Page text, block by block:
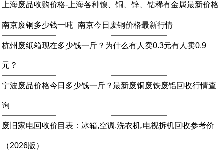
上海废品收购价格-上海各种镍、铜、锌、钴稀有金属最新价格
南京废铜多少钱一吨_南京今日废铜价格最新行情
杭州废纸箱现在多少钱一斤？为什么有人卖0.3元有人卖0.9
元？
宁波废品价格今日多少钱一斤？最新废铜废铁废铝回收行情查
询
废旧家电回收价目表：冰箱,空调,洗衣机,电视拆机回收参考价
（2026版）